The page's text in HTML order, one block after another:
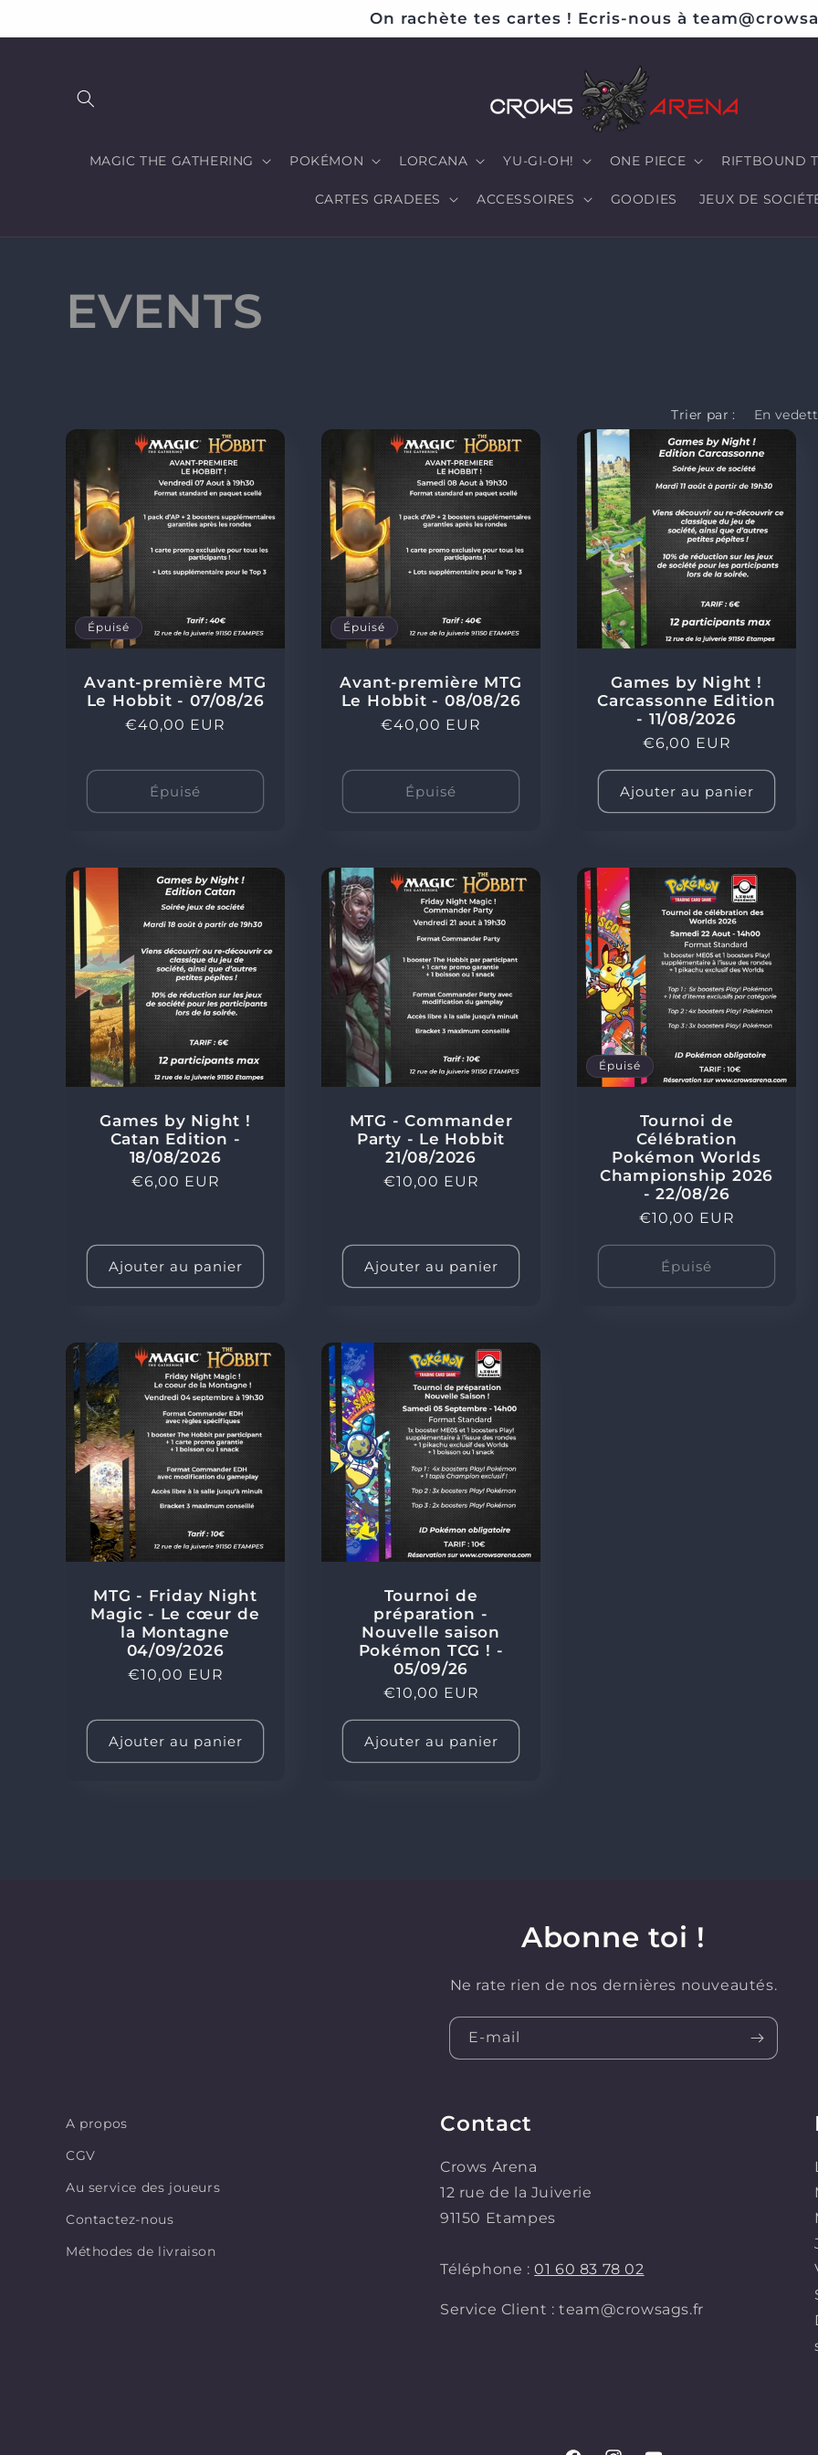
au
On rachète tes cartes ! Ecris-nous à
MAGIC THE GATHERING POKÉMON LORCANA YU-GI-OH! ONE PIECE RIFTBOUND
CARTES GRADEES ACCESSOIRES GOODIES JEUX DE
C
l
l
e
c
t
o
:
EVENTS
Trier par :
Épuisé
Avant-première MTG
Le Hobbit - 07/08/26
Prix
€40,00 EUR
Épuisé
Épuisé
Avant-première MTG
Le Hobbit - 08/08/26
Prix
€40,00 EUR
Épuisé
Games by Night !
Carcassonne Edition
- 11/08/2026
Prix
habituel
€6,00 EUR
Ajouter au panier
Games by Night !
Catan Edition -
18/08/2026
Prix
€6,00 EUR
Ajouter au panier
MTG - Commander
Party - Le Hobbit
21/08/2026
Prix
€10,00 EUR
Ajouter au panier
Épuisé
Tournoi de
Célébration
Pokémon Worlds
Championship 2026
- 22/08/26
Prix
€10,00 EUR
Épuisé
MTG - Friday Night
Magic - Le cœur de
la Montagne
04/09/2026
Prix
€10,00 EUR
Ajouter au panier
Tournoi de
préparation -
Nouvelle saison
Pokémon TCG ! -
05/09/26
Prix
habituel
€10,00 EUR
Ajouter au panier
Abonne toi !
Ne rate rien de nos dernières nouveautés.
E-mail
A propos
CGV
Au service des joueurs
Contactez-nous
Méthodes de livraison
Contact
Crows Arena
12 rue de la Juiverie
91150 Etampes
Téléphone :01 60 83 78 02
Service Client : team@crowsags.fr